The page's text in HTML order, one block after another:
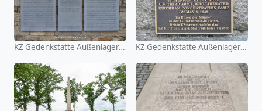
KZ Gedenkstätte Außenlager Kirchhain KZ Gedenkstätte Außenlager Kirchhain